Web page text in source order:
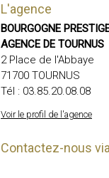
L'agence
BOURGOGNE
AGENCE DE TOURNUS
2 Place de l'Abbaye
71700 TOURNUS
Tél : 03.85.20.08.08
Voir le profil de l'agence
Contactez-nous